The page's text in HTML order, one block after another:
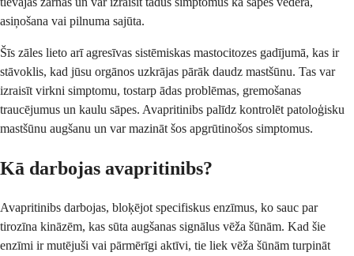
asiņošana vai pilnuma sajūta.
Šīs zāles lieto arī agresīvas sistēmiskas mastocitozes gadījumā, kas ir
stāvoklis, kad jūsu orgānos uzkrājas pārāk daudz mastšūnu. Tas var
izraisīt virkni simptomu, tostarp ādas problēmas, gremošanas
traucējumus un kaulu sāpes. Avapritinibs palīdz kontrolēt patoloģisku
mastšūnu augšanu un var mazināt šos apgrūtinošos simptomus.
Kā darbojas avapritinibs?
Avapritinibs darbojas, bloķējot specifiskus enzīmus, ko sauc par
tirozīna kināzēm, kas sūta augšanas signālus vēža šūnām. Kad šie
enzīmi ir mutējuši vai pārmērīgi aktīvi, tie liek vēža šūnām turpināt